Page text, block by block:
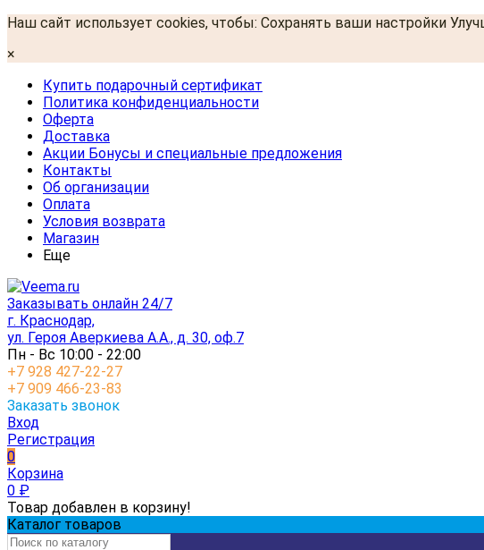
Наш сайт использует cookies, чтобы: Сохранять ваши настройки
×
Купить подарочный сертификат
Политика конфиденциальности
Оферта
Доставка
Акции Бонусы и специальные предложения
Контакты
Об организации
Оплата
Условия возврата
Магазин
Еще
Заказывать онлайн 24/7
г. Краснодар,
ул. Героя Аверкиева А.А., д. 30, оф.7
Пн - Вс 10:00 - 22:00
+7 928 427-22-27
+7 909 466-23-83
Заказать звонок
Вход
Регистрация
0
Корзина
0 ₽
Товар добавлен в корзину!
Каталог товаров